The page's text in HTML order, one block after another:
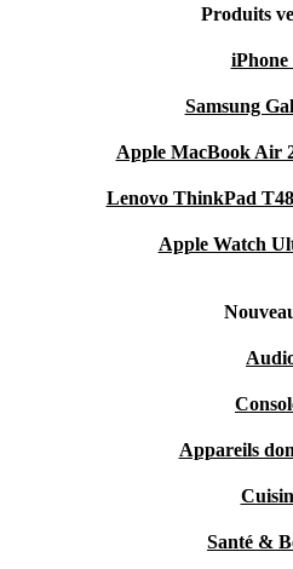
Produits
iPhone
Samsung
Apple MacBook Air
Lenovo ThinkPad
Apple Watch
Appareils
Santé &